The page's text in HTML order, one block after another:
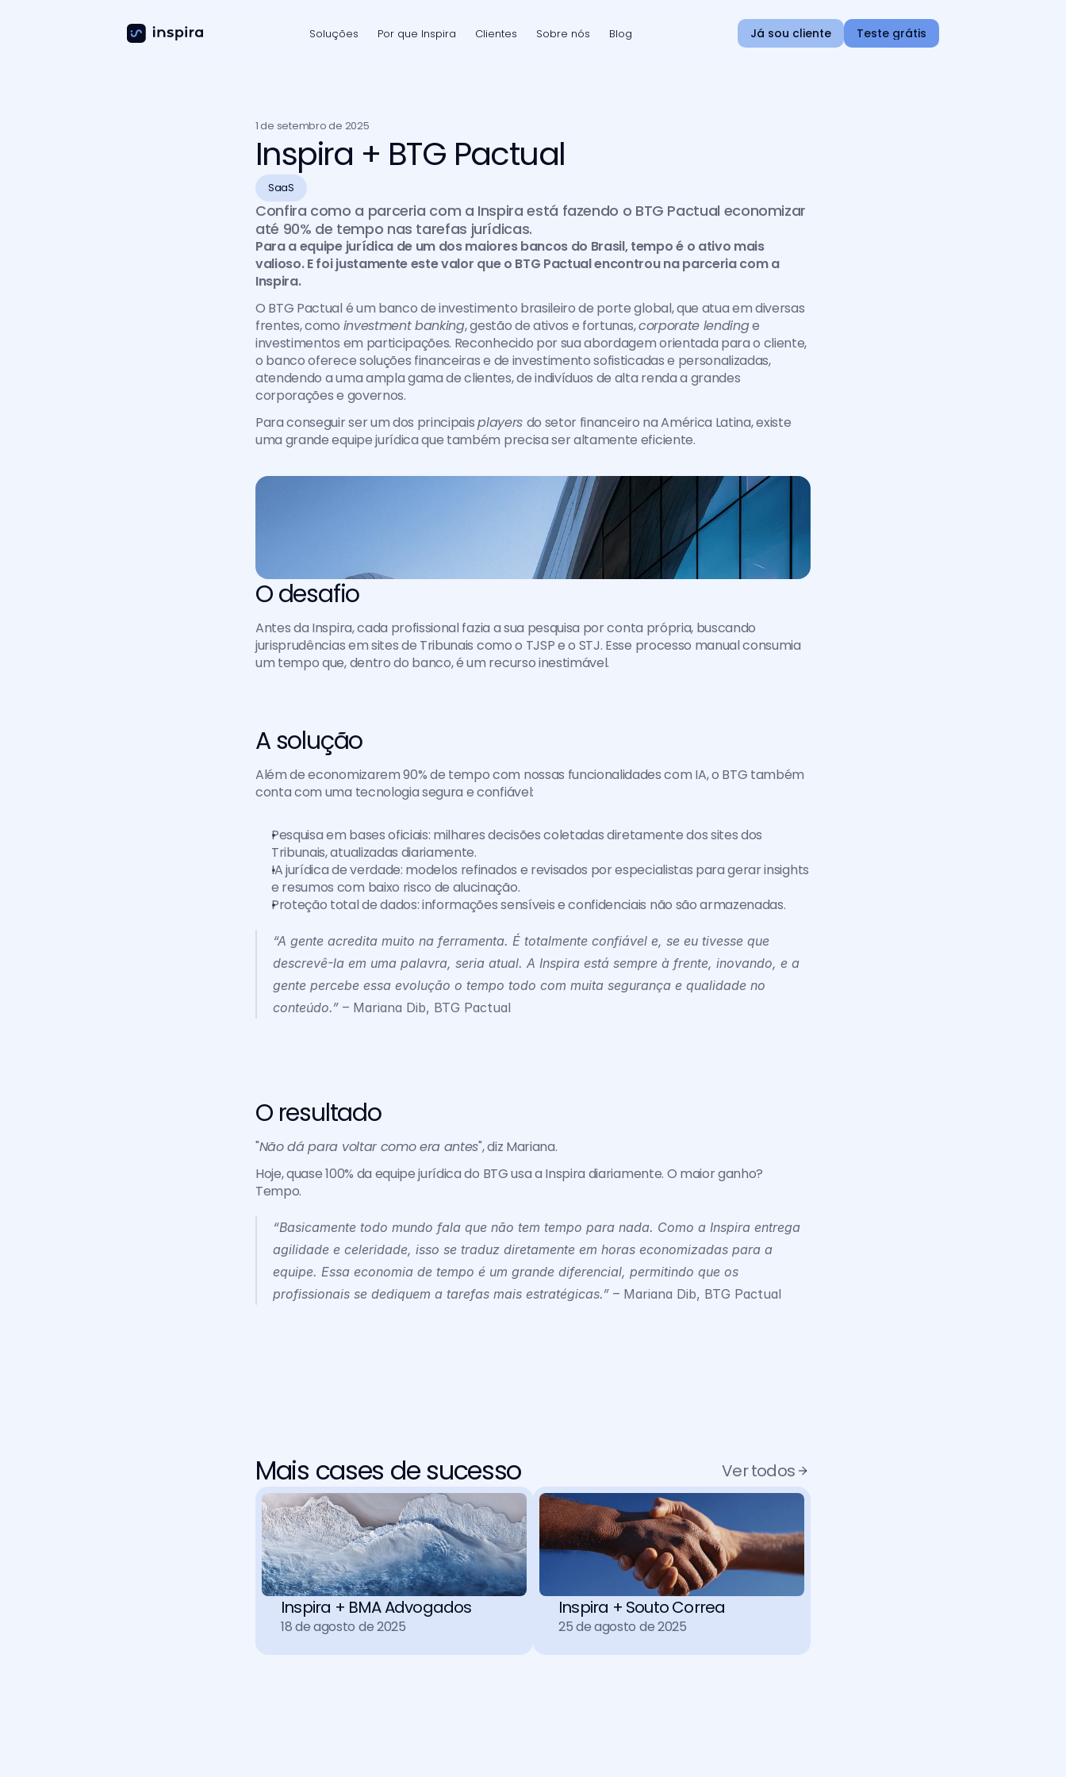
Soluções Por que Inspira Clientes Sobre nós Blog Já sou cliente Teste grátis
1 de setembro de 2025
Inspira + BTG Pactual
SaaS
Confira como a parceria com a Inspira está fazendo o BTG Pactual economizar
até 90% de tempo nas tarefas jurídicas.
Para a equipe jurídica de um dos maiores bancos do Brasil, tempo é o ativo mais
valioso. E foi justamente este valor que o BTG Pactual encontrou na parceria com a
Inspira.
O BTG Pactual é um banco de investimento brasileiro de porte global, que atua em diversas
frentes, como investment banking, gestão de ativos e fortunas, corporate lending e
investimentos em participações. Reconhecido por sua abordagem orientada para o cliente,
o banco oferece soluções financeiras e de investimento sofisticadas e personalizadas,
atendendo a uma ampla gama de clientes, de indivíduos de alta renda a grandes
corporações e governos.
Para conseguir ser um dos principais players do setor financeiro na América Latina, existe
uma grande equipe jurídica que também precisa ser altamente eficiente.
O desafio
Antes da Inspira, cada profissional fazia a sua pesquisa por conta própria, buscando
jurisprudências em sites de Tribunais como o TJSP e o STJ. Esse processo manual consumia
um tempo que, dentro do banco, é um recurso inestimável.
A solução
Além de economizarem 90% de tempo com nossas funcionalidades com IA, o BTG também
conta com uma tecnologia segura e confiável:
Pesquisa em bases oficiais: milhares decisões coletadas diretamente dos sites dos
Tribunais, atualizadas diariamente.
IA jurídica de verdade: modelos refinados e revisados por especialistas para gerar insights
e resumos com baixo risco de alucinação.
Proteção total de dados: informações sensíveis e confidenciais não são armazenadas.
“A gente acredita muito na ferramenta. É totalmente confiável e, se eu tivesse que
descrevê-la em uma palavra, seria atual. A Inspira está sempre à frente, inovando, e a
gente percebe essa evolução o tempo todo com muita segurança e qualidade no
conteúdo.” – Mariana Dib, BTG Pactual
O resultado
"Não dá para voltar como era antes", diz Mariana.
Hoje, quase 100% da equipe jurídica do BTG usa a Inspira diariamente. O maior ganho?
Tempo.
“Basicamente todo mundo fala que não tem tempo para nada. Como a Inspira entrega
agilidade e celeridade, isso se traduz diretamente em horas economizadas para a
equipe. Essa economia de tempo é um grande diferencial, permitindo que os
profissionais se dediquem a tarefas mais estratégicas.” – Mariana Dib, BTG Pactual
Mais cases de sucesso Ver todos
Inspira + BMA Advogados
18 de agosto de 2025
Inspira + Souto Correa
25 de agosto de 2025